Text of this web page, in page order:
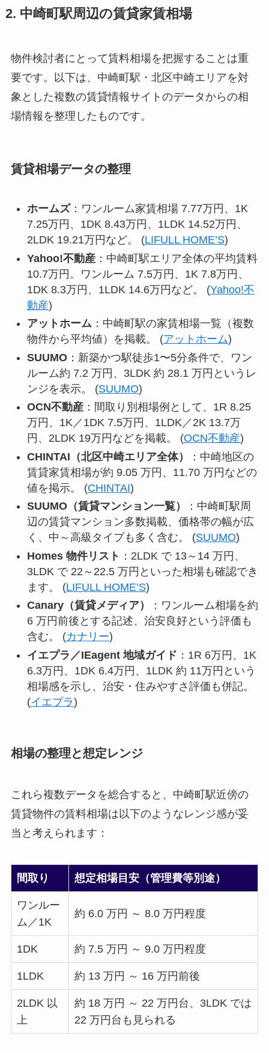
2. 中崎町駅周辺の賃貸家賃相場
物件検討者にとって賃料相場を把握することは重
要です。以下は、中崎町駅・北区中崎エリアを対
象とした複数の賃貸情報サイトのデータからの相
場情報を整理したものです。
賃貸相場データの整理
ホームズ：ワンルーム家賃相場 7.77万円、1K
7.25万円、1DK 8.43万円、1LDK 14.52万円、
2LDK 19.21万円など。 (LIFULL HOME’S)
Yahoo!不動産：中崎町駅エリア全体の平均賃料
10.7万円。ワンルーム 7.5万円、1K 7.8万円、
1DK 8.3万円、1LDK 14.6万円など。 (Yahoo!不
動産)
アットホーム：中崎町駅の家賃相場一覧（複数
物件から平均値）を掲載。 (アットホーム)
SUUMO：新築かつ駅徒歩1〜5分条件で、ワン
ルーム約 7.2 万円、3LDK 約 28.1 万円というレ
ンジを表示。 (SUUMO)
OCN不動産：間取り別相場例として、1R 8.25
万円、1K／1DK 7.5万円、1LDK／2K 13.7万
円、2LDK 19万円などを掲載。 (OCN不動産)
CHINTAI（北区中崎エリア全体）
：中崎地区の
賃貸家賃相場が約 9.05 万円、11.70 万円などの
値を掲示。 (CHINTAI)
SUUMO（賃貸マンション一覧）
：中崎町駅周
辺の賃貸マンション多数掲載、価格帯の幅が広
く、中～高級タイプも多く含む。 (SUUMO)
Homes 物件リスト ：2LDK で 13～14 万円、
3LDK で 22～22.5 万円といった相場も確認でき
ます。 (LIFULL HOME’S)
Canary（賃貸メディア）
：ワンルーム相場を約
6 万円前後とする記述、治安良好という評価も
含む。 (カナリー)
イエプラ／IEagent 地域ガイド ：1R 6万円、1K
6.3万円、1DK 6.4万円、1LDK 約 11万円という
相場感を示し、治安・住みやすさ評価も併記。
(イエプラ)
相場の整理と想定レンジ
これら複数データを総合すると、中崎町駅近傍の
賃貸物件の賃料相場は以下のようなレンジ感が妥
当と考えられます：
間取り 想定相場目安（管理費等別途）
ワンルー
ム／1K
約 6.0 万円 ～ 8.0 万円程度
1DK 約 7.5 万円 ～ 9.0 万円程度
1LDK 約 13 万円 ～ 16 万円前後
2LDK 以
上
約 18 万円 ～ 22 万円台、3LDK では
22 万円台も見られる